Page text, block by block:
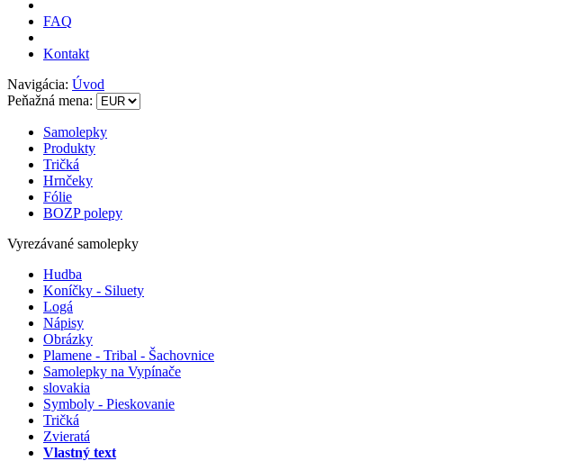
FAQ
Kontakt
Navigácia: Úvod
Peňažná mena:
Samolepky
Produkty
Tričká
Hrnčeky
Fólie
BOZP polepy
Vyrezávané samolepky
Hudba
Koníčky - Siluety
Logá
Nápisy
Obrázky
Plamene - Tribal - Šachovnice
Samolepky na Vypínače
slovakia
Symboly - Pieskovanie
Tričká
Zvieratá
Vlastný text